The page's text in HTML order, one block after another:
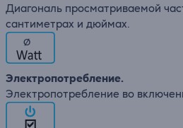
Диагональ просматриваемой
сантиметрах и дюймах.
∅
Электропотребление.
Электропотребление во